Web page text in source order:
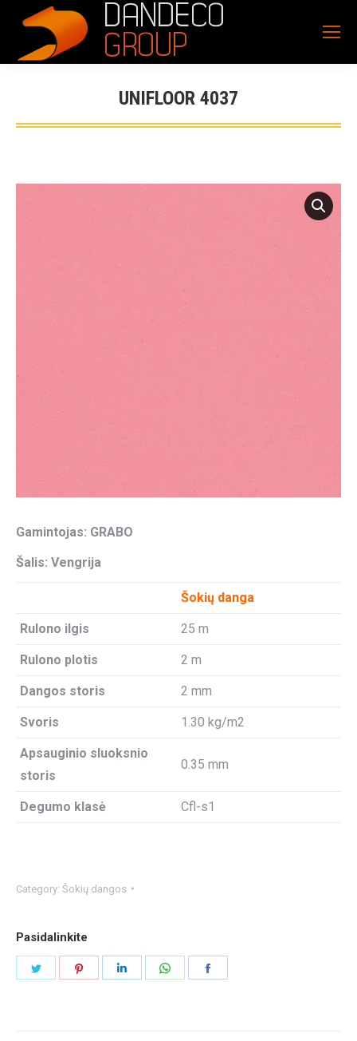
UNIFLOOR 4037
Gamintojas: GRABO
Šalis: Vengrija
Šokių danga
Rulono ilgis 25 m
Rulono plotis 2 m
Dangos storis 2 mm
Svoris 1.30 kg/m2
Apsauginio sluoksnio
storis
0.35 mm
Degumo klasė Cfl-s1
Category: Šokių dangos
Pasidalinkite